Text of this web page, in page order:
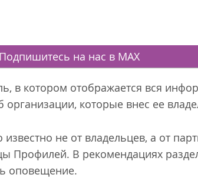
Подпишитесь на нас в MAX
в котором отображается вся
которые внес ее
не от владельцев, а от
Профилей. В рекомендациях
оповещение.